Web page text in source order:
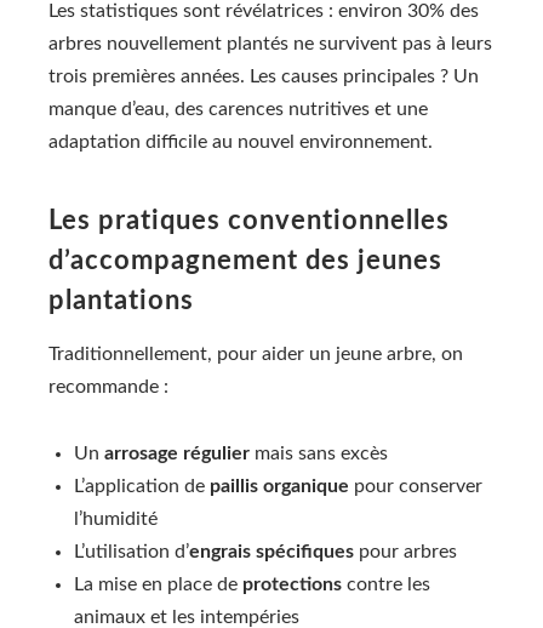
Les statistiques sont révélatrices : environ 30% des
arbres nouvellement plantés ne survivent pas à leurs
trois premières années. Les causes principales ? Un
manque d’eau, des carences nutritives et une
adaptation difficile au nouvel environnement.
Les pratiques conventionnelles
d’accompagnement des jeunes
plantations
Traditionnellement, pour aider un jeune arbre, on
recommande :
Un arrosage régulier mais sans excès
L’application de paillis organique pour conserver
l’humidité
L’utilisation d’engrais spécifiques pour arbres
La mise en place de protections contre les
animaux et les intempéries